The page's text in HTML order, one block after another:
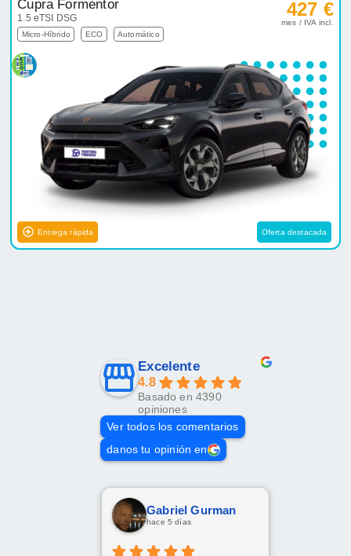
Cupra Formentor
1.5 eTSI DSG
Micro-Híbrido ECO Automático
427 €
mes / IVA incl.
Entrega rápida Oferta destacada
Excelente
4.8
Basado en 4390
opiniones
Ver todos los comentarios
danos tu opinión en
Gabriel Gurman
hace 5 días